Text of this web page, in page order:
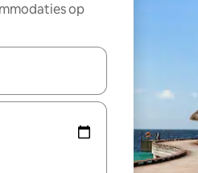
op
zijn, maak je een keuze met je